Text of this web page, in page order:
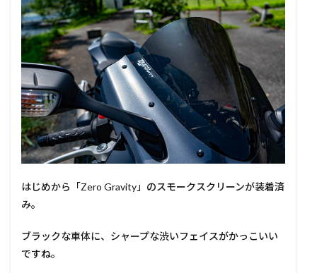
はじめから「Zero Gravity」のスモークスクリーンが装着済
み。
ブラックな車体に、シャープな渋いフェイスがかっこいい
ですね。